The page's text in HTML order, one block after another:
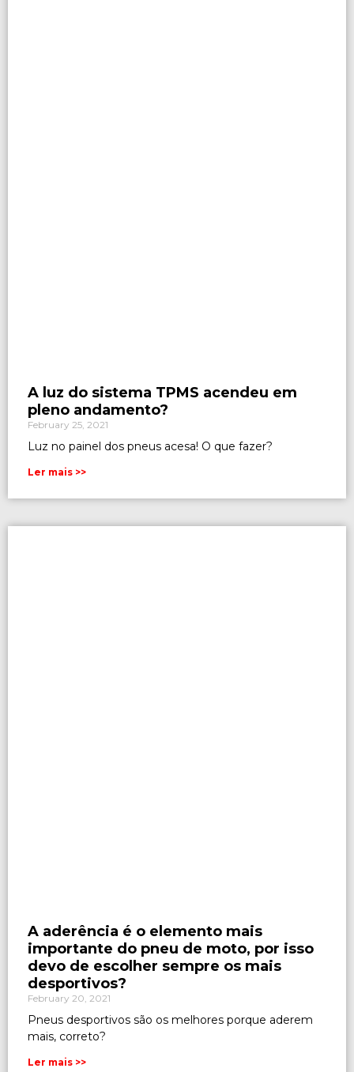
A luz do sistema TPMS acendeu em
pleno andamento?
February 25, 2021
Luz no painel dos pneus acesa! O que fazer?
Ler mais >>
A aderência é o elemento mais
importante do pneu de moto, por isso
devo de escolher sempre os mais
desportivos?
February 20, 2021
Pneus desportivos são os melhores porque aderem
mais, correto?
Ler mais >>